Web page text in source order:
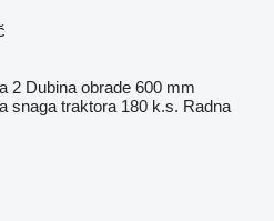
2 Dubina obrade 600 mm
snaga traktora 180 k.s. Radna